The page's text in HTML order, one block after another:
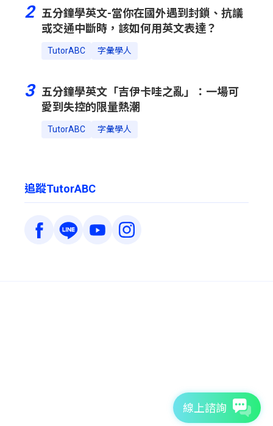
2
五分鐘學英文-當你在國外遇到封鎖、抗議
或交通中斷時，該如何用英文表達？
TutorABC 字彙學人
3
五分鐘學英文「吉伊卡哇之亂」：一場可
愛到失控的限量熱潮
TutorABC 字彙學人
追蹤TutorABC
線上諮詢